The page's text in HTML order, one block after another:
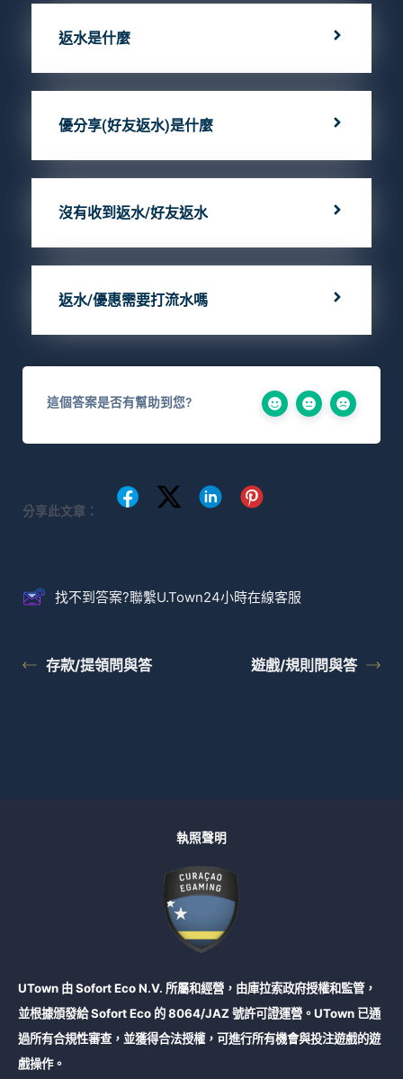
返水是什麼
優分享(好友返水)是什麼
沒有收到返水/好友返水
返水/優惠需要打流水嗎
這個答案是否有幫助到您?
分享此文章：
找不到答案?聯繫U.Town24小時在線客服
存款/提領問與答 遊戲/規則問與答
執照聲明
UTown 由 Sofort Eco N.V. 所屬和經營，由庫拉索政府授權和監管，
並根據頒發給 Sofort Eco 的 8064/JAZ 號許可證運營。UTown 已通
過所有合規性審查，並獲得合法授權，可進行所有機會與投注遊戲的遊
戲操作。